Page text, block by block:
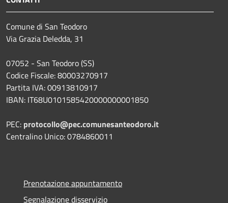
Comune di San Teodoro
Via Grazia Deledda, 31
07052 - San Teodoro (SS)
Codice Fiscale: 80003270917
Partita IVA: 00913810917
IBAN: IT68U0101585420000000001850
PEC: protocollo@pec.comunesanteodoro.it
Centralino Unico: 0784860011
Prenotazione appuntamento
Segnalazione disservizio